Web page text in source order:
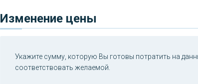
Изменение цены
Укажите сумму, которую Вы готовы потратить на
соответствовать желаемой.